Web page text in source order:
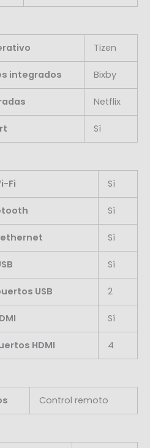
Tizen
integrados Bixby
Netflix
Sí
Fi
Sí
Sí
Sí
Sí
USB 2
Sí
HDMI 4
Control remoto